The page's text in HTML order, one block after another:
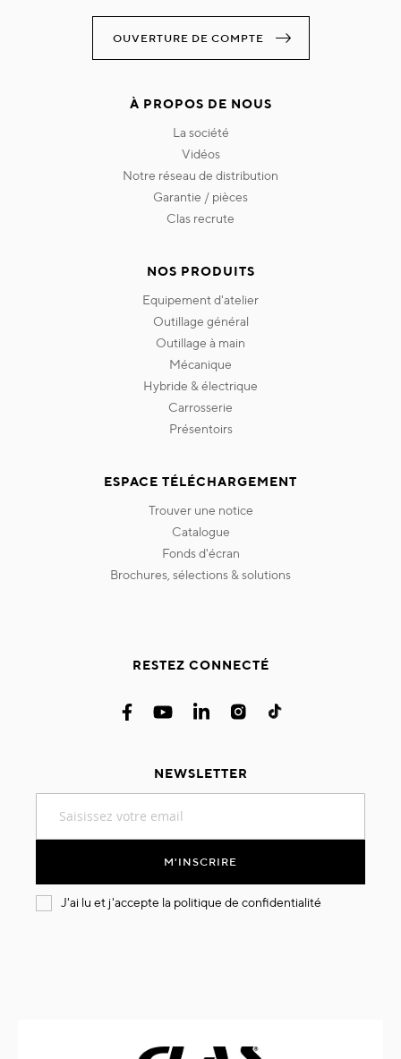
OUVERTURE DE COMPTE
À PROPOS DE NOUS
la société
vidéos
notre réseau de distribution
garantie / pièces
clas recrute
NOS PRODUITS
equipement d'atelier
outillage général
outillage à main
mécanique
hybride & électrique
carrosserie
présentoirs
ESPACE TÉLÉCHARGEMENT
trouver une notice
catalogue
fonds d'écran
brochures, sélections & solutions
RESTEZ CONNECTÉ
NEWSLETTER
notre
M'INSCRIRE
J'ai lu et j'accepte la politique de confidentialité